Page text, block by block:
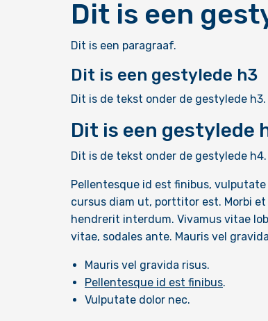
Dit is een
Dit is een paragraaf.
Dit is een gestylede h3
Dit is de tekst onder de gestylede h3.
Dit is een gestylede
Dit is de tekst onder de gestylede h4.
Pellentesque id est finibus,
cursus diam ut, porttitor est. Morbi
hendrerit interdum. Vivamus vitae
vitae, sodales ante. Mauris vel
Mauris vel gravida risus.
Pellentesque id est finibus.
Vulputate dolor nec.